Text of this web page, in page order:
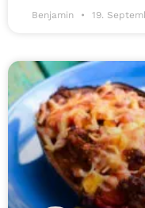
Benjamin 19.